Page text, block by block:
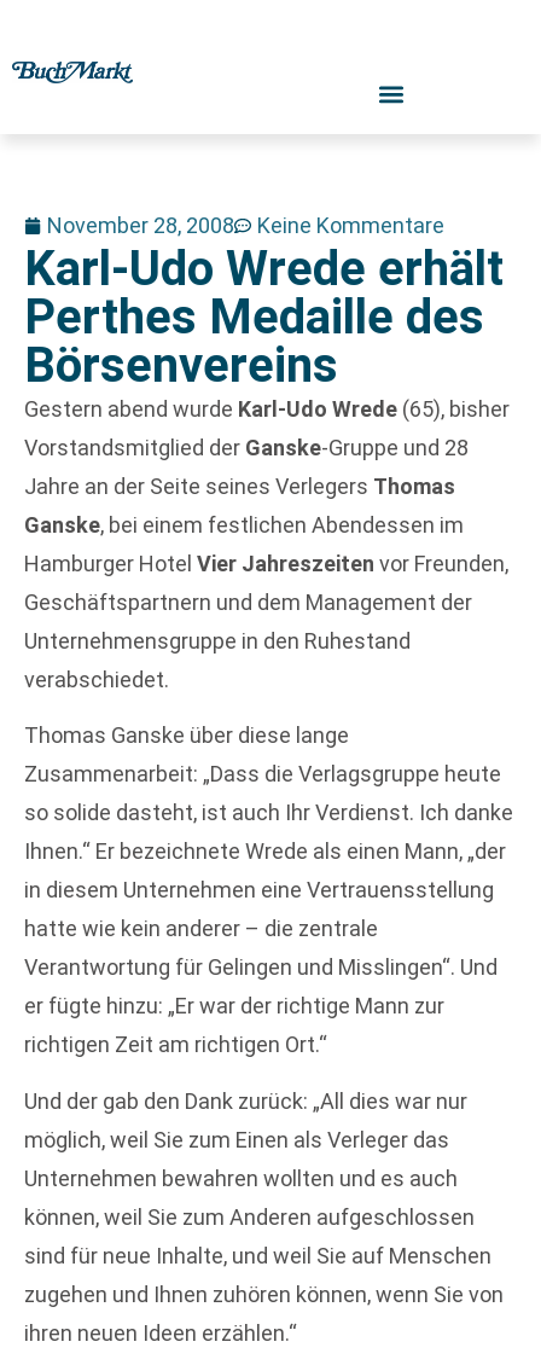
November 28, 2008 Keine Kommentare
Karl-Udo Wrede erhält
Perthes Medaille des
Börsenvereins
Gestern abend wurde Karl-Udo Wrede (65), bisher
Vorstandsmitglied der Ganske-Gruppe und 28
Jahre an der Seite seines Verlegers Thomas
Ganske, bei einem festlichen Abendessen im
Hamburger Hotel Vier Jahreszeiten vor Freunden,
Geschäftspartnern und dem Management der
Unternehmensgruppe in den Ruhestand
verabschiedet.
Thomas Ganske über diese lange
Zusammenarbeit: „Dass die Verlagsgruppe heute
so solide dasteht, ist auch Ihr Verdienst. Ich danke
Ihnen.“ Er bezeichnete Wrede als einen Mann, „der
in diesem Unternehmen eine Vertrauensstellung
hatte wie kein anderer – die zentrale
Verantwortung für Gelingen und Misslingen“. Und
er fügte hinzu: „Er war der richtige Mann zur
richtigen Zeit am richtigen Ort.“
Und der gab den Dank zurück: „All dies war nur
möglich, weil Sie zum Einen als Verleger das
Unternehmen bewahren wollten und es auch
können, weil Sie zum Anderen aufgeschlossen
sind für neue Inhalte, und weil Sie auf Menschen
zugehen und Ihnen zuhören können, wenn Sie von
ihren neuen Ideen erzählen.“